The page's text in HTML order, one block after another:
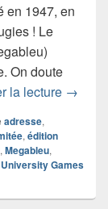
en 1947, en
! Le
On doute
la lecture →
adresse,
, édition
, Megableu,
University Games